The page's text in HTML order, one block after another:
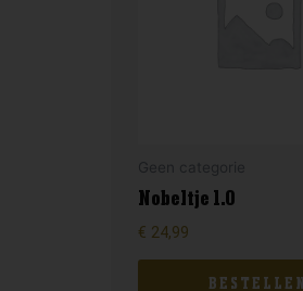
Nobeltje 1.0
€ 24,99
BESTELLEN